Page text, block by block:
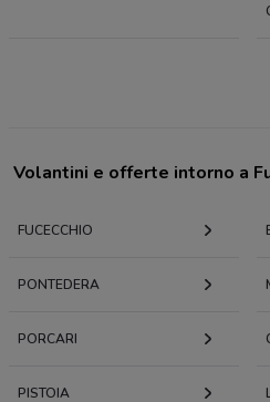
Volantini e offerte intorno a
FUCECCHIO
PONTEDERA
PORCARI
PISTOIA